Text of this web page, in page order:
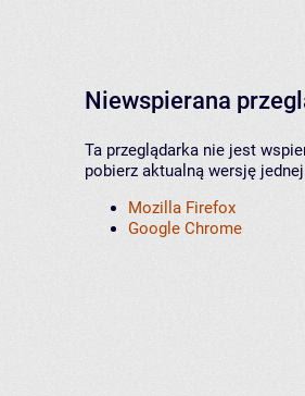
Niewspierana
Ta przeglądarka nie jest
pobierz aktualną wersję
Mozilla Firefox
Google Chrome